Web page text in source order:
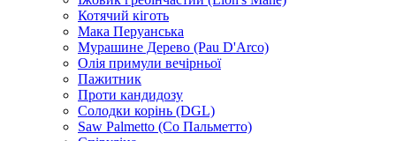
Котячий кіготь
Мака Перуанська
Мурашине Дерево (Pau D'Arco)
Олія примули вечірньої
Пажитник
Проти кандидозу
Солодки корінь (DGL)
Saw Palmetto (Со Пальметто)